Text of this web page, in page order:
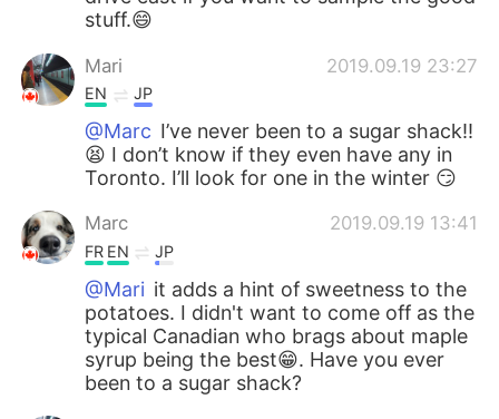
stuff.😄
Mari 2019.09.19 23:27
EN JP
@Marc I’ve never been to a sugar shack!!
😫 I don’t know if they even have any in
Toronto. I’ll look for one in the winter 😏
Marc 2019.09.19 13:41
FR EN JP
@Mari it adds a hint of sweetness to the
potatoes. I didn't want to come off as the
typical Canadian who brags about maple
syrup being the best😁. Have you ever
been to a sugar shack?